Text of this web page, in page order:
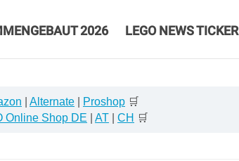
2026 LEGO NEWS TICKER
Alternate Proshop 🛒
Online Shop DE AT CH 🛒